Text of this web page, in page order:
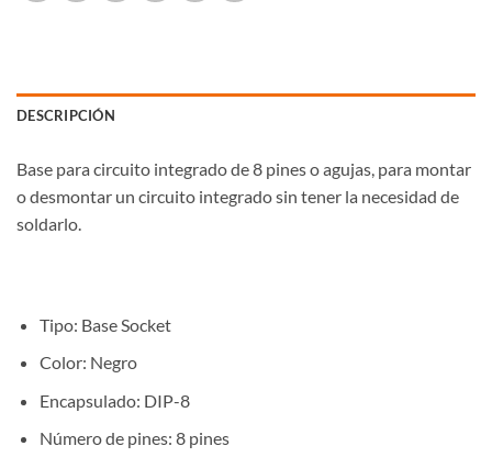
DESCRIPCIÓN
Base para circuito integrado de 8 pines o agujas, para montar
o desmontar un circuito integrado sin tener la necesidad de
soldarlo.
Tipo: Base Socket
Color: Negro
Encapsulado: DIP-8
Número de pines: 8 pines